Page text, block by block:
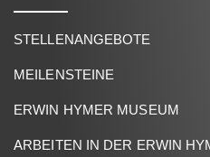
STELLENANGEBOTE
MEILENSTEINE
ERWIN HYMER MUSEUM
ARBEITEN IN DER ERWIN